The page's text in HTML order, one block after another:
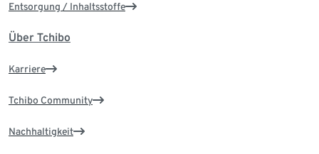
Entsorgung / Inhaltsstoffe
Über Tchibo
Karriere
Tchibo Community
Nachhaltigkeit